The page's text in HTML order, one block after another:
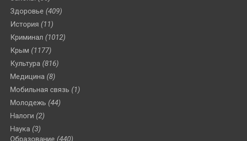
Здоровье (409)
История (11)
Криминал (1012)
Крым (1177)
Культура (816)
Медицина (8)
Мобильная связь (1)
Молодежь (44)
Налоги (2)
Наука (3)
Образование (440)